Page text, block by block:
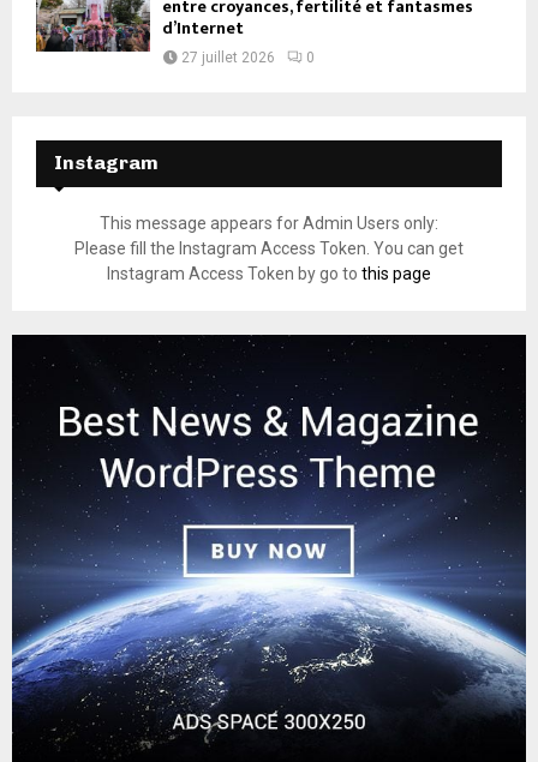
entre croyances, fertilité et fantasmes
d’Internet
27 juillet 2026 0
Instagram
This message appears for Admin Users only:
Please fill the Instagram Access Token. You can get
Instagram Access Token by go to this page